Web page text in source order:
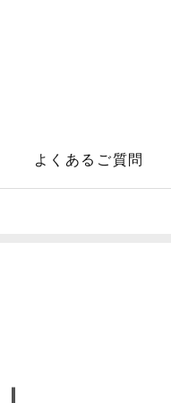
よくあるご質問